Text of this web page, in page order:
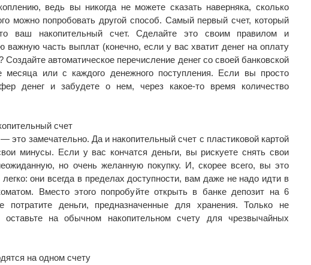
ведь вы никогда не можете сказать наверняка, сколько
можно попробовать другой способ. Самый первый счет, который
ваш накопительный счет. Сделайте это своим правилом и
важную часть выплат (конечно, если у вас хватит денег на оплату
автоматическое перечисление денег со своей банковской
месяца или с каждого денежного поступления. Если вы просто
денег и забудете о нем, через какое-то время количество
счет
это замечательно. Да и накопительный счет с пластиковой картой
минусы. Если у вас кончатся деньги, вы рискуете снять свои
но очень желанную покупку. И, скорее всего, вы это
они всегда в пределах доступности, вам даже не надо идти в
Вместо этого попробуйте открыть в банке депозит на 6
деньги, предназначенные для хранения. Только не
оставьте на обычном накопительном счету для чрезвычайных
на одном счету